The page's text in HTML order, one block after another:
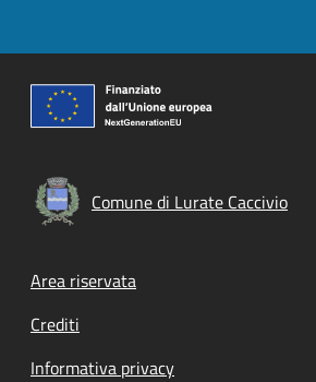
Comune di Lurate Caccivio
Footer menu
Area riservata
Crediti
Informativa privacy